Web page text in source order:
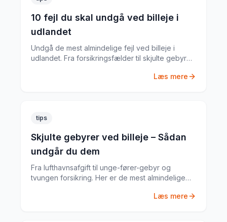
10 fejl du skal undgå ved billeje i
udlandet
Undgå de mest almindelige fejl ved billeje i
udlandet. Fra forsikringsfælder til skjulte gebyrer
Læs mere
tips
Skjulte gebyrer ved billeje – Sådan
undgår du dem
Fra lufthavnsafgift til unge-fører-gebyr og
tvungen forsikring. Her er de mest almindelige
Læs mere